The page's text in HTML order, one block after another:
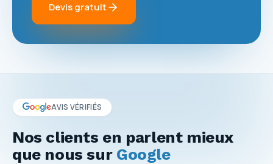
Devis gratuit
AVIS VÉRIFIÉS
Nos clients en parlent mieux
que nous sur Google